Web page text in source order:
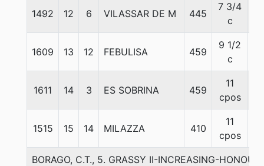
1492 12 6 VILASSAR DE M 445
7 3/4
c
1609 13 12 FEBULISA 459
9 1/2
c
1611 14 3 ES SOBRINA 459
11
cpos
1515 15 14 MILAZZA 410
11
cpos
BORAGO, C.T., 5. GRASSY II-INCREASING-